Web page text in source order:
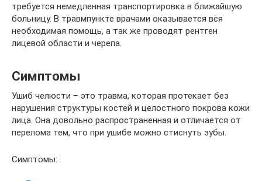
требуется немедленная транспортировка в ближайшую
больницу. В травмпункте врачами оказывается вся
необходимая помощь, а так же проводят рентген
лицевой области и черепа.
Симптомы
Ушиб челюсти – это травма, которая протекает без
нарушения структуры костей и целостного покрова кожи
лица. Она довольно распространенная и отличается от
перелома тем, что при ушибе можно стиснуть зубы.
Симптомы: